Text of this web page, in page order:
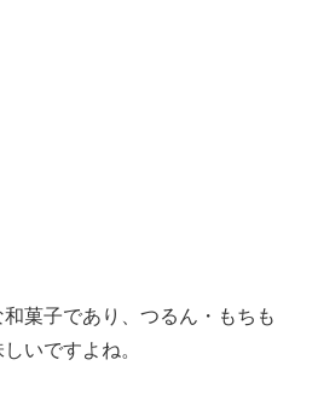
菓子であり、つるん・もちも
いですよね。